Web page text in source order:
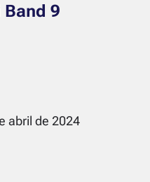
9
abril de 2024